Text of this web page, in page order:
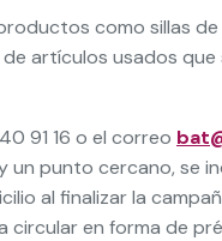
como sillas
artículos usados
91 16 o el correo
punto cercano, se
al finalizar la
circular en forma de